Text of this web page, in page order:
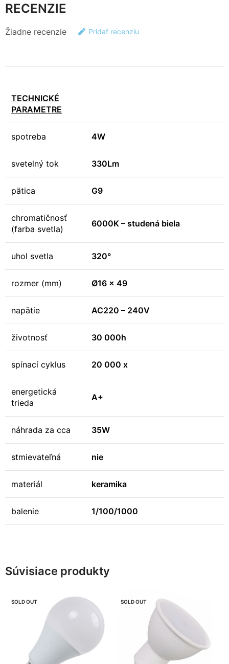
RECENZIE
Žiadne recenzie Pridať recenziu
TECHNICKÉ
PARAMETRE
spotreba 4W
svetelný tok 330Lm
pätica G9
chromatičnosť
(farba svetla)
6000K – studená biela
uhol svetla 320°
rozmer (mm) Ø16 x 49
napätie AC220 – 240V
životnosť 30 000h
spínací cyklus 20 000 x
energetická
trieda
A+
náhrada za cca 35W
stmievateľná nie
materiál keramika
balenie 1/100/1000
Súvisiace produkty
SOLD OUT SOLD OUT